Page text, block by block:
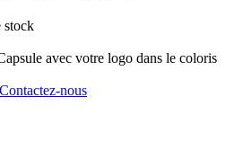
stock
nous